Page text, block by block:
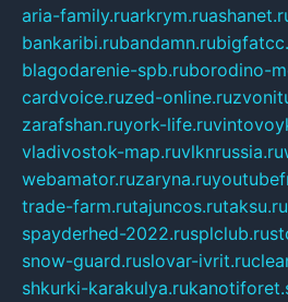
aria-family.ruarkrym.ru
bankaribi.rubandamn.ru
blagodarenie-spb.ruborodino-
cardvoice.ruzed-online.ru
zarafshan.ruyork-life.ru
vladivostok-map.ruvlknrussia.ru
webamator.ruzaryna.ru
trade-farm.rutajuncos.rutaksu.ru
spayderhed-2022.rusplclub.ru
snow-guard.ruslovar-ivrit.ru
shkurki-karakulya.ru